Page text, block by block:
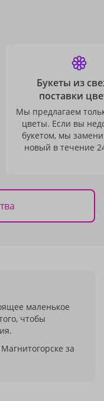
Букеты из
поставки
Мы предлагаем
цветы. Если вы
букетом, мы
новый в течение
маленькое
чтобы
за